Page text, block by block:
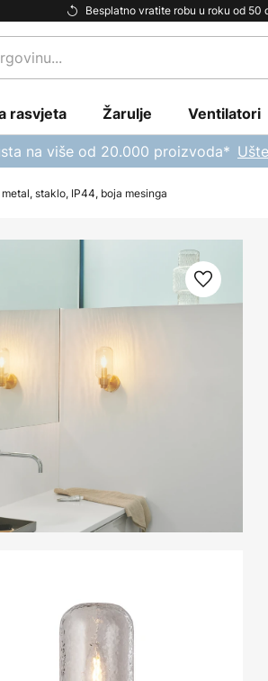
Besplatno vratite robu u roku od 50
rasvjeta Žarulje Ventilatori
na više od 20.000 proizvoda*
staklo, IP44, boja mesinga